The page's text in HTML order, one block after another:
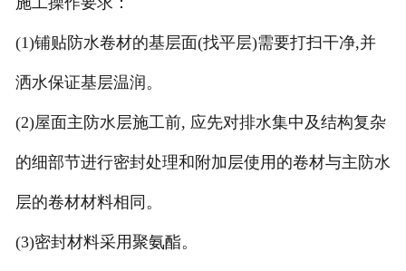
(1)铺贴防水卷材的基层面(找平层)需要打扫干净,并
洒水保证基层温润。
(2)屋面主防水层施工前, 应先对排水集中及结构复杂
的细部节进行密封处理和附加层使用的卷材与主防水
层的卷材材料相同。
(3)密封材料采用聚氨酯。